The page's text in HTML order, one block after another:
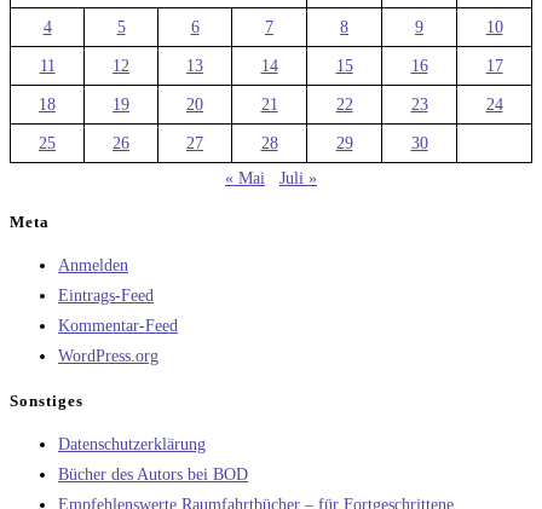
4 5 6 7 8 9 10
11 12 13 14 15 16 17
18 19 20 21 22 23 24
25 26 27 28 29
30
« Mai
Juli »
Meta
Anmelden
Eintrags-Feed
Kommentar-Feed
WordPress.org
Sonstiges
Datenschutzerklärung
Bücher des Autors bei BOD
Empfehlenswerte Raumfahrtbücher – für Fortgeschrittene